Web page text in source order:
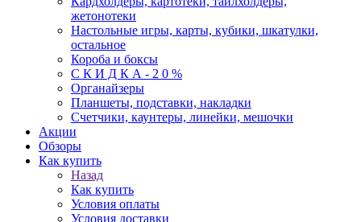
жетонотеки
Настольные игры, карты, кубики, шкатулки,
остальное
Короба и боксы
С К И Д К А - 2 0 %
Органайзеры
Планшеты, подставки, накладки
Счетчики, каунтеры, линейки, мешочки
Акции
Обзоры
Как купить
Назад
Как купить
Условия оплаты
Условия доставки